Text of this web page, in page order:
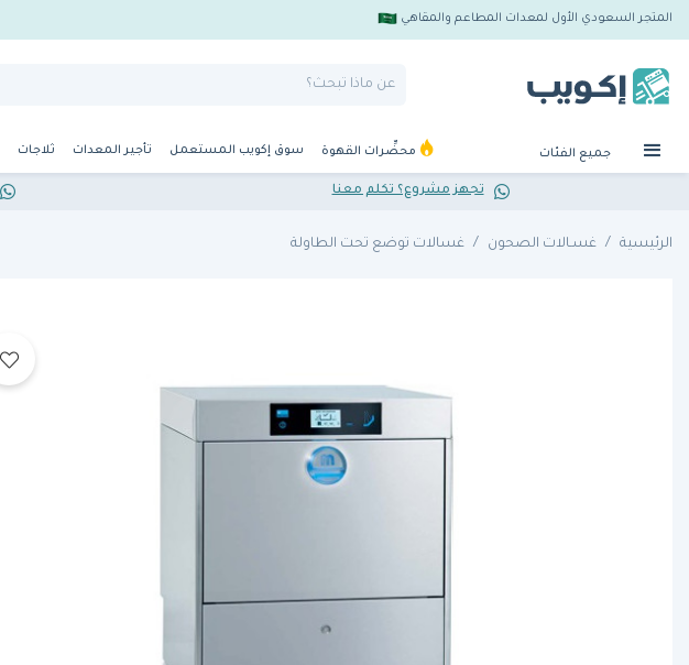
المتجر السعودي الأول لمعدات المطاعم والمقاهي
جميع الفئات محضِّرات القهوة سوق إكويب المستعمل تأجير المعدات ثلاجات
تجهز مشروع؟ تكلم معنا
الرئيسية غسـالات الصحون غسالات توضع تحت الطاولة